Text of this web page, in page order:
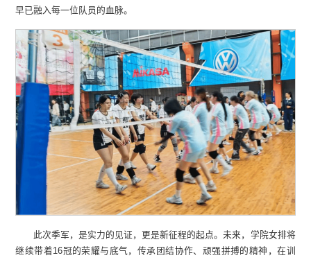
早已融入每一位队员的血脉。
此次季军，是实力的见证，更是新征程的起点。未来，学院女排将
继续带着16冠的荣耀与底气，传承团结协作、顽强拼搏的精神，在训